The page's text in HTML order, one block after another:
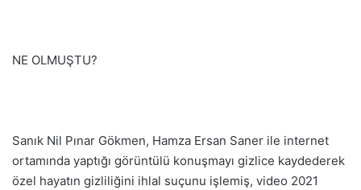
NE OLMUŞTU?
Sanık Nil Pınar Gökmen, Hamza Ersan Saner ile internet
ortamında yaptığı görüntülü konuşmayı gizlice kaydederek
özel hayatın gizliliğini ihlal suçunu işlemiş, video 2021